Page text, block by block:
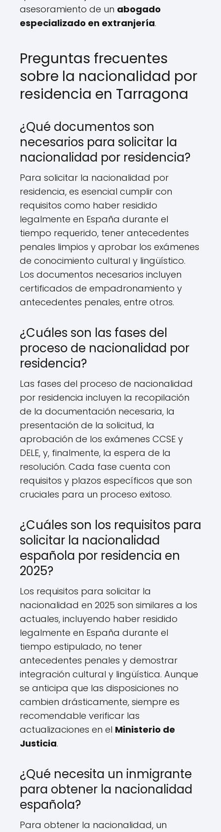
asesoramiento de un abogado
especializado en extranjería.
Preguntas frecuentes
sobre la nacionalidad por
residencia en Tarragona
¿Qué documentos son
necesarios para solicitar la
nacionalidad por residencia?
Para solicitar la nacionalidad por
residencia, es esencial cumplir con
requisitos como haber residido
legalmente en España durante el
tiempo requerido, tener antecedentes
penales limpios y aprobar los exámenes
de conocimiento cultural y lingüístico.
Los documentos necesarios incluyen
certificados de empadronamiento y
antecedentes penales, entre otros.
¿Cuáles son las fases del
proceso de nacionalidad por
residencia?
Las fases del proceso de nacionalidad
por residencia incluyen la recopilación
de la documentación necesaria, la
presentación de la solicitud, la
aprobación de los exámenes CCSE y
DELE, y, finalmente, la espera de la
resolución. Cada fase cuenta con
requisitos y plazos específicos que son
cruciales para un proceso exitoso.
¿Cuáles son los requisitos para
solicitar la nacionalidad
española por residencia en
2025?
Los requisitos para solicitar la
nacionalidad en 2025 son similares a los
actuales, incluyendo haber residido
legalmente en España durante el
tiempo estipulado, no tener
antecedentes penales y demostrar
integración cultural y lingüística. Aunque
se anticipa que las disposiciones no
cambien drásticamente, siempre es
recomendable verificar las
actualizaciones en el Ministerio de
Justicia.
¿Qué necesita un inmigrante
para obtener la nacionalidad
española?
Para obtener la nacionalidad, un